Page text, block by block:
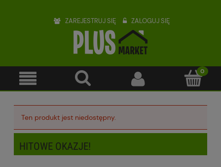
ZAREJESTRUJ SIĘ ZALOGUJ SIĘ
Ten produkt jest niedostępny.
HITOWE OKAZJE!